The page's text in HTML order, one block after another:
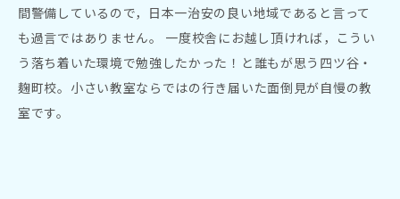
間警備しているので，日本一治安の良い地域であると言って
も過言ではありません。 一度校舎にお越し頂ければ，こうい
う落ち着いた環境で勉強したかった！と誰もが思う四ツ谷・
麹町校。小さい教室ならではの行き届いた面倒見が自慢の教
室です。